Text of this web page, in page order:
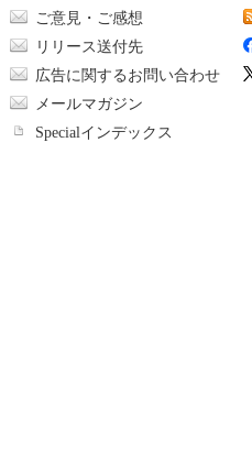
ご意見・ご感想
リリース送付先
広告に関するお問い合わせ
メールマガジン
Specialインデックス